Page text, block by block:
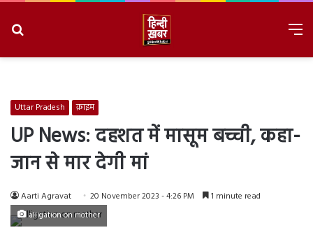
Uttar Pradesh क्राइम
UP News: दहशत में मासूम बच्ची, कहा-
जान से मार देगी मां
Aarti Agravat 20 November 2023 - 4:26 PM 1 minute read
alligation on mother